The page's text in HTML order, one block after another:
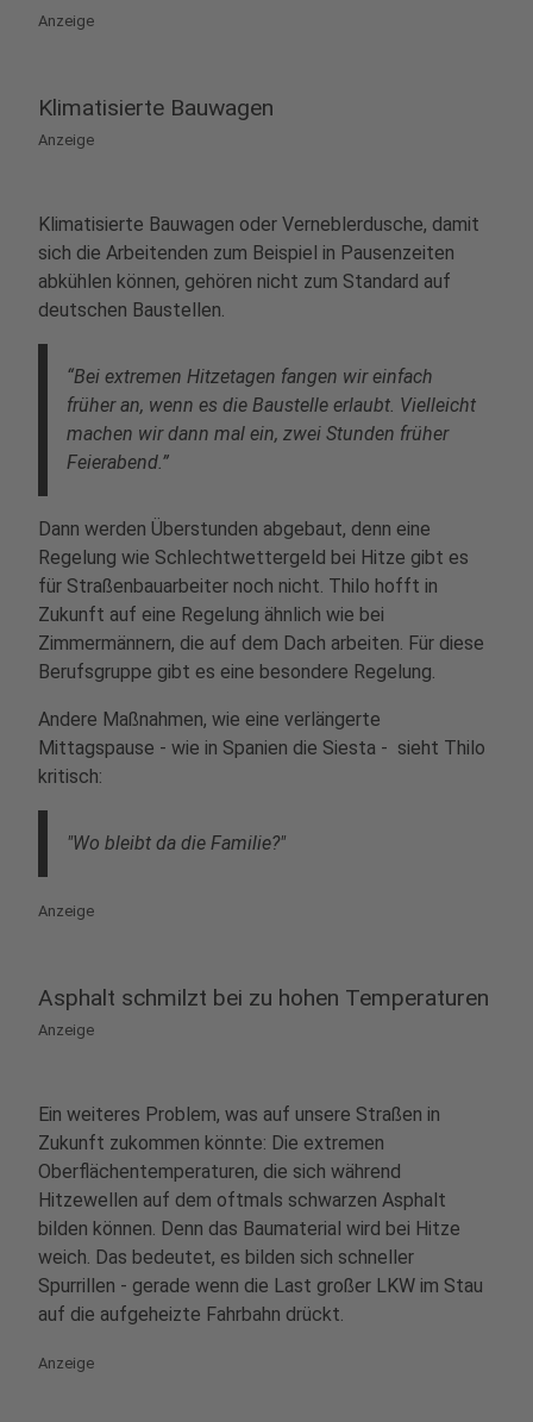
Anzeige
Klimatisierte Bauwagen
Anzeige
Klimatisierte Bauwagen oder Verneblerdusche, damit
sich die Arbeitenden zum Beispiel in Pausenzeiten
abkühlen können, gehören nicht zum Standard auf
deutschen Baustellen.
“Bei extremen Hitzetagen fangen wir einfach
früher an, wenn es die Baustelle erlaubt. Vielleicht
machen wir dann mal ein, zwei Stunden früher
Feierabend.”
Dann werden Überstunden abgebaut, denn eine
Regelung wie Schlechtwettergeld bei Hitze gibt es
für Straßenbauarbeiter noch nicht. Thilo hofft in
Zukunft auf eine Regelung ähnlich wie bei
Zimmermännern, die auf dem Dach arbeiten. Für diese
Berufsgruppe gibt es eine besondere Regelung.
Andere Maßnahmen, wie eine verlängerte
Mittagspause - wie in Spanien die Siesta - sieht Thilo
kritisch:
"Wo bleibt da die Familie?"
Anzeige
Asphalt schmilzt bei zu hohen Temperaturen
Anzeige
Ein weiteres Problem, was auf unsere Straßen in
Zukunft zukommen könnte: Die extremen
Oberflächentemperaturen, die sich während
Hitzewellen auf dem oftmals schwarzen Asphalt
bilden können. Denn das Baumaterial wird bei Hitze
weich. Das bedeutet, es bilden sich schneller
Spurrillen - gerade wenn die Last großer LKW im Stau
auf die aufgeheizte Fahrbahn drückt.
Anzeige